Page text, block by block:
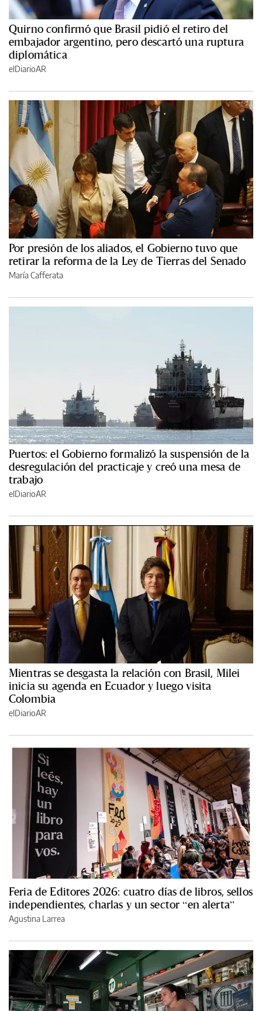
Quirno confirmó que Brasil pidió el retiro del
embajador argentino, pero descartó una ruptura
diplomática
elDiarioAR
Por presión de los aliados, el Gobierno tuvo que
retirar la reforma de la Ley de Tierras del Senado
María Cafferata
Puertos: el Gobierno formalizó la suspensión de la
desregulación del practicaje y creó una mesa de
trabajo
elDiarioAR
Mientras se desgasta la relación con Brasil, Milei
inicia su agenda en Ecuador y luego visita
Colombia
elDiarioAR
Feria de Editores 2026: cuatro días de libros, sellos
independientes, charlas y un sector “en alerta”
Agustina Larrea